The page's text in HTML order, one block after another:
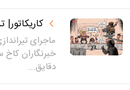
کاریکاتور|
ماجرای
خبرنگاران
دقایق...